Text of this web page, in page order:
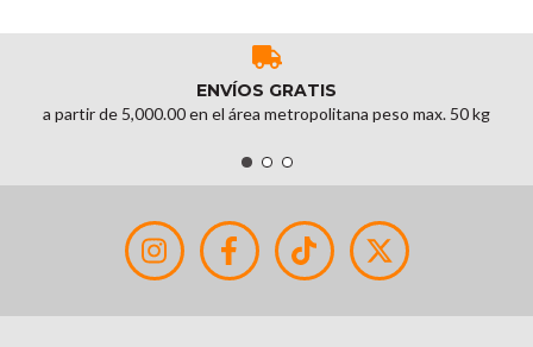
ENVÍOS GRATIS
a partir de 5,000.00 en el área metropolitana peso max. 50 kg